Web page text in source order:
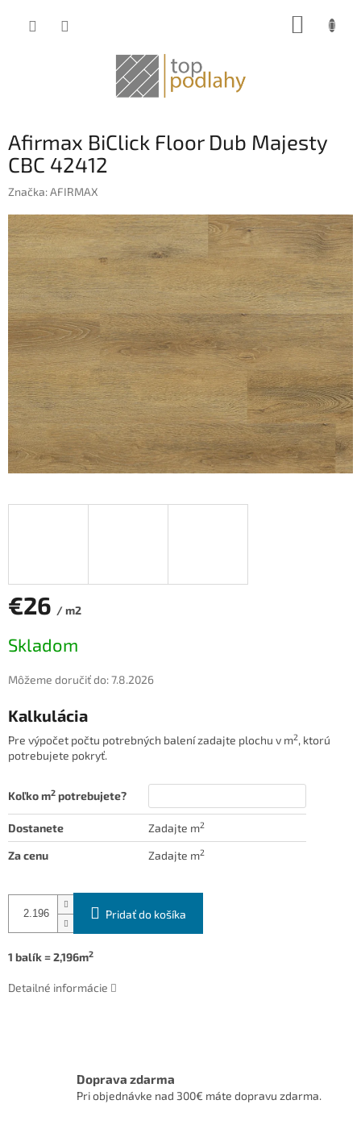
Afirmax BiClick Floor Dub Majesty
CBC 42412
Značka:AFIRMAX
€26 / m2
cena:
Skladom
Môžeme doručiť do:7.8.2026
Kalkulácia
Pre výpočet počtu potrebných balení zadajte plochu v m2, ktorú
potrebujete pokryť.
Koľko m2 potrebujete?
Dostanete Zadajte m2
Za cenu Zadajte m2
Pridať do košíka
1 balík = 2,196m2
Detailné informácie
Doprava zdarma
Pri objednávke nad 300€ máte dopravu zdarma.